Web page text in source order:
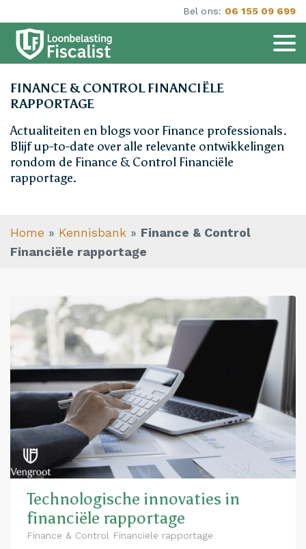
Bel ons: 06 155 09 699
FINANCE & CONTROL FINANCIËLE
RAPPORTAGE
Actualiteiten en blogs voor Finance professionals.
Blijf up-to-date over alle relevante ontwikkelingen
rondom de Finance & Control Financiële
rapportage.
Home » Kennisbank » Finance & Control
Financiële rapportage
Technologische innovaties in
financiële rapportage
Finance & Control Financiële rapportage